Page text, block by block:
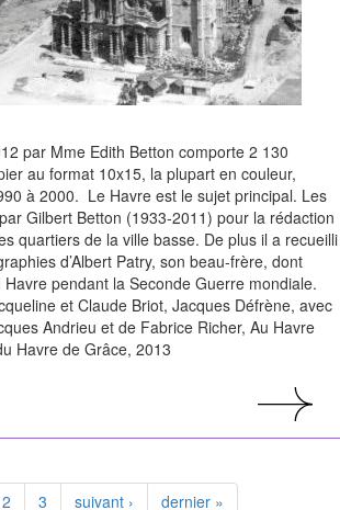
par Mme Edith Betton comporte 2 130
au format 10x15, la plupart en couleur,
à 2000. Le Havre est le sujet principal. Les
Gilbert Betton (1933-2011) pour la rédaction
quartiers de la ville basse. De plus il a recueilli
d’Albert Patry, son beau-frère, dont
pendant la Seconde Guerre mondiale.
et Claude Briot, Jacques Défrène, avec
Andrieu et de Fabrice Richer, Au Havre
Havre de Grâce, 2013
2 3 suivant › dernier »